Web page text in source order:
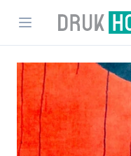
Open menuDrukhoek NL